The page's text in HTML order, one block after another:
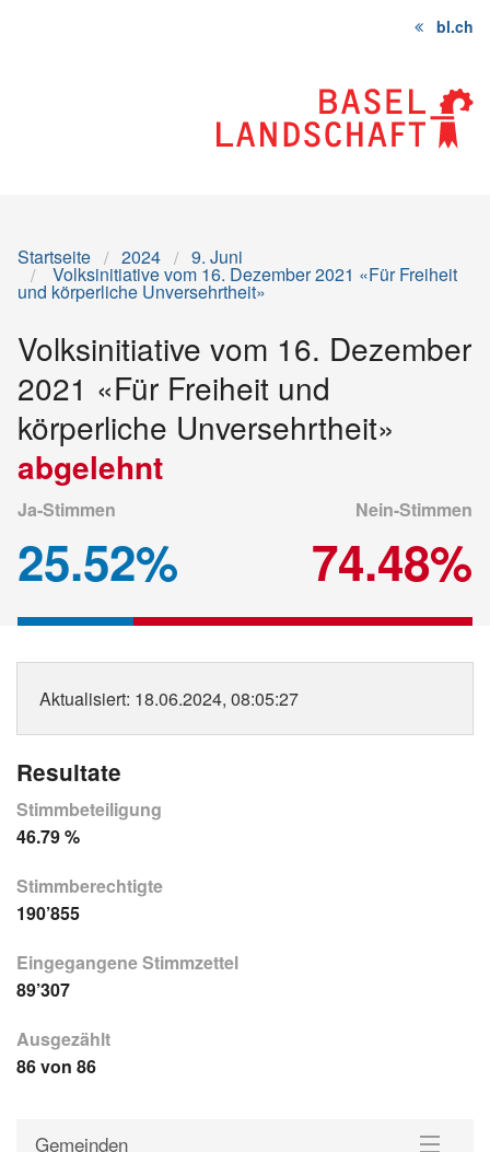
bl.ch
Startseite 2024 9. Juni
Volksinitiative vom 16. Dezember 2021 «Für Freiheit
und körperliche Unversehrtheit»
Volksinitiative vom 16. Dezember
2021 «Für Freiheit und
körperliche Unversehrtheit»
abgelehnt
Ja-Stimmen
25.52%
Nein-Stimmen
74.48%
Aktualisiert: 18.06.2024, 08:05:27
Resultate
Stimmbeteiligung
46.79 %
Stimmberechtigte
190’855
Eingegangene Stimmzettel
89’307
Ausgezählt
86 von 86
Gemeinden